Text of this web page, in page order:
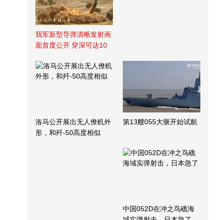
我军新型导弹清晰发射画
面首度公开 穿深可达10
洛马公开展出无人僚机外
形，和歼-50高度相似
第13艘055大驱开始试航
中国052D在冲之鸟礁海